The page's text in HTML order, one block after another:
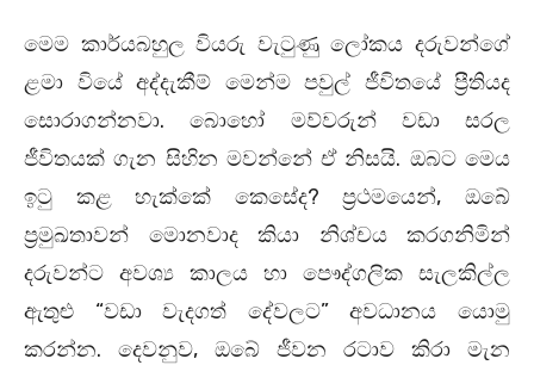
මෙම කාර්යබහුල වියරු වැටුණු ලෝකය දරුවන්ගේ
ළමා වියේ අද්දැකීම් මෙන්ම පවුල් ජීවිතයේ ප්‍රීතියද
සොරාගන්නවා. බොහෝ මව්වරුන් වඩා සරල
ජීවිතයක් ගැන සිහින මවන්නේ ඒ නිසයි. ඔබට මෙය
ඉටු කළ හැක්කේ කෙසේද? ප්‍රථමයෙන්, ඔබේ
ප්‍රමුඛතාවන් මොනවාද කියා නිශ්චය කරගනිමින්
දරුවන්ට අවශ්‍ය කාලය හා පෞද්ගලික සැලකිල්ල
ඇතුළු “වඩා වැදගත් දේවලට” අවධානය යොමු
කරන්න. දෙවනුව, ඔබේ ජීවන රටාව කිරා මැන